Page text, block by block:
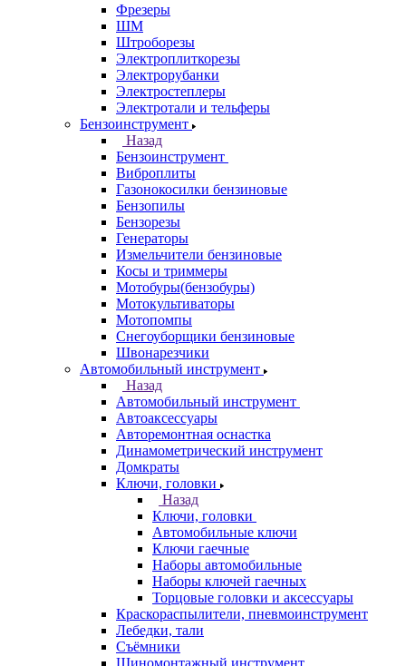
Фрезеры
ШМ
Штроборезы
Электроплиткорезы
Электрорубанки
Электростеплеры
Электротали и тельферы
Бензоинструмент
Назад
Бензоинструмент
Виброплиты
Газонокосилки бензиновые
Бензопилы
Бензорезы
Генераторы
Измельчители бензиновые
Косы и триммеры
Мотобуры(бензобуры)
Мотокультиваторы
Мотопомпы
Снегоуборщики бензиновые
Швонарезчики
Автомобильный инструмент
Назад
Автомобильный инструмент
Автоаксессуары
Авторемонтная оснастка
Динамометрический инструмент
Домкраты
Ключи, головки
Назад
Ключи, головки
Автомобильные ключи
Ключи гаечные
Наборы автомобильные
Наборы ключей гаечных
Торцовые головки и аксессуары
Краскораспылители, пневмоинструмент
Лебедки, тали
Съёмники
Шиномонтажный инструмент